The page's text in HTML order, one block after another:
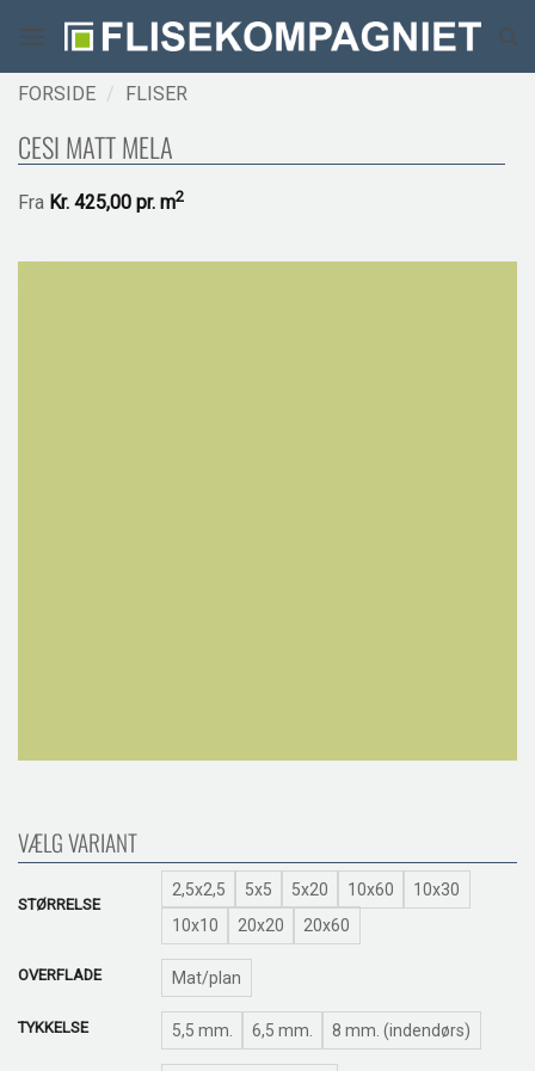
indhold
FORSIDE / FLISER
CESI MATT MELA
Fra Kr. 425,00 pr. m2
VÆLG VARIANT
STØRRELSE
2,5x2,5 5x5 5x20 10x60
10x30
10x10
20x20 20x60
OVERFLADE Mat/plan
TYKKELSE 5,5 mm. 6,5 mm. 8 mm. (indendørs)